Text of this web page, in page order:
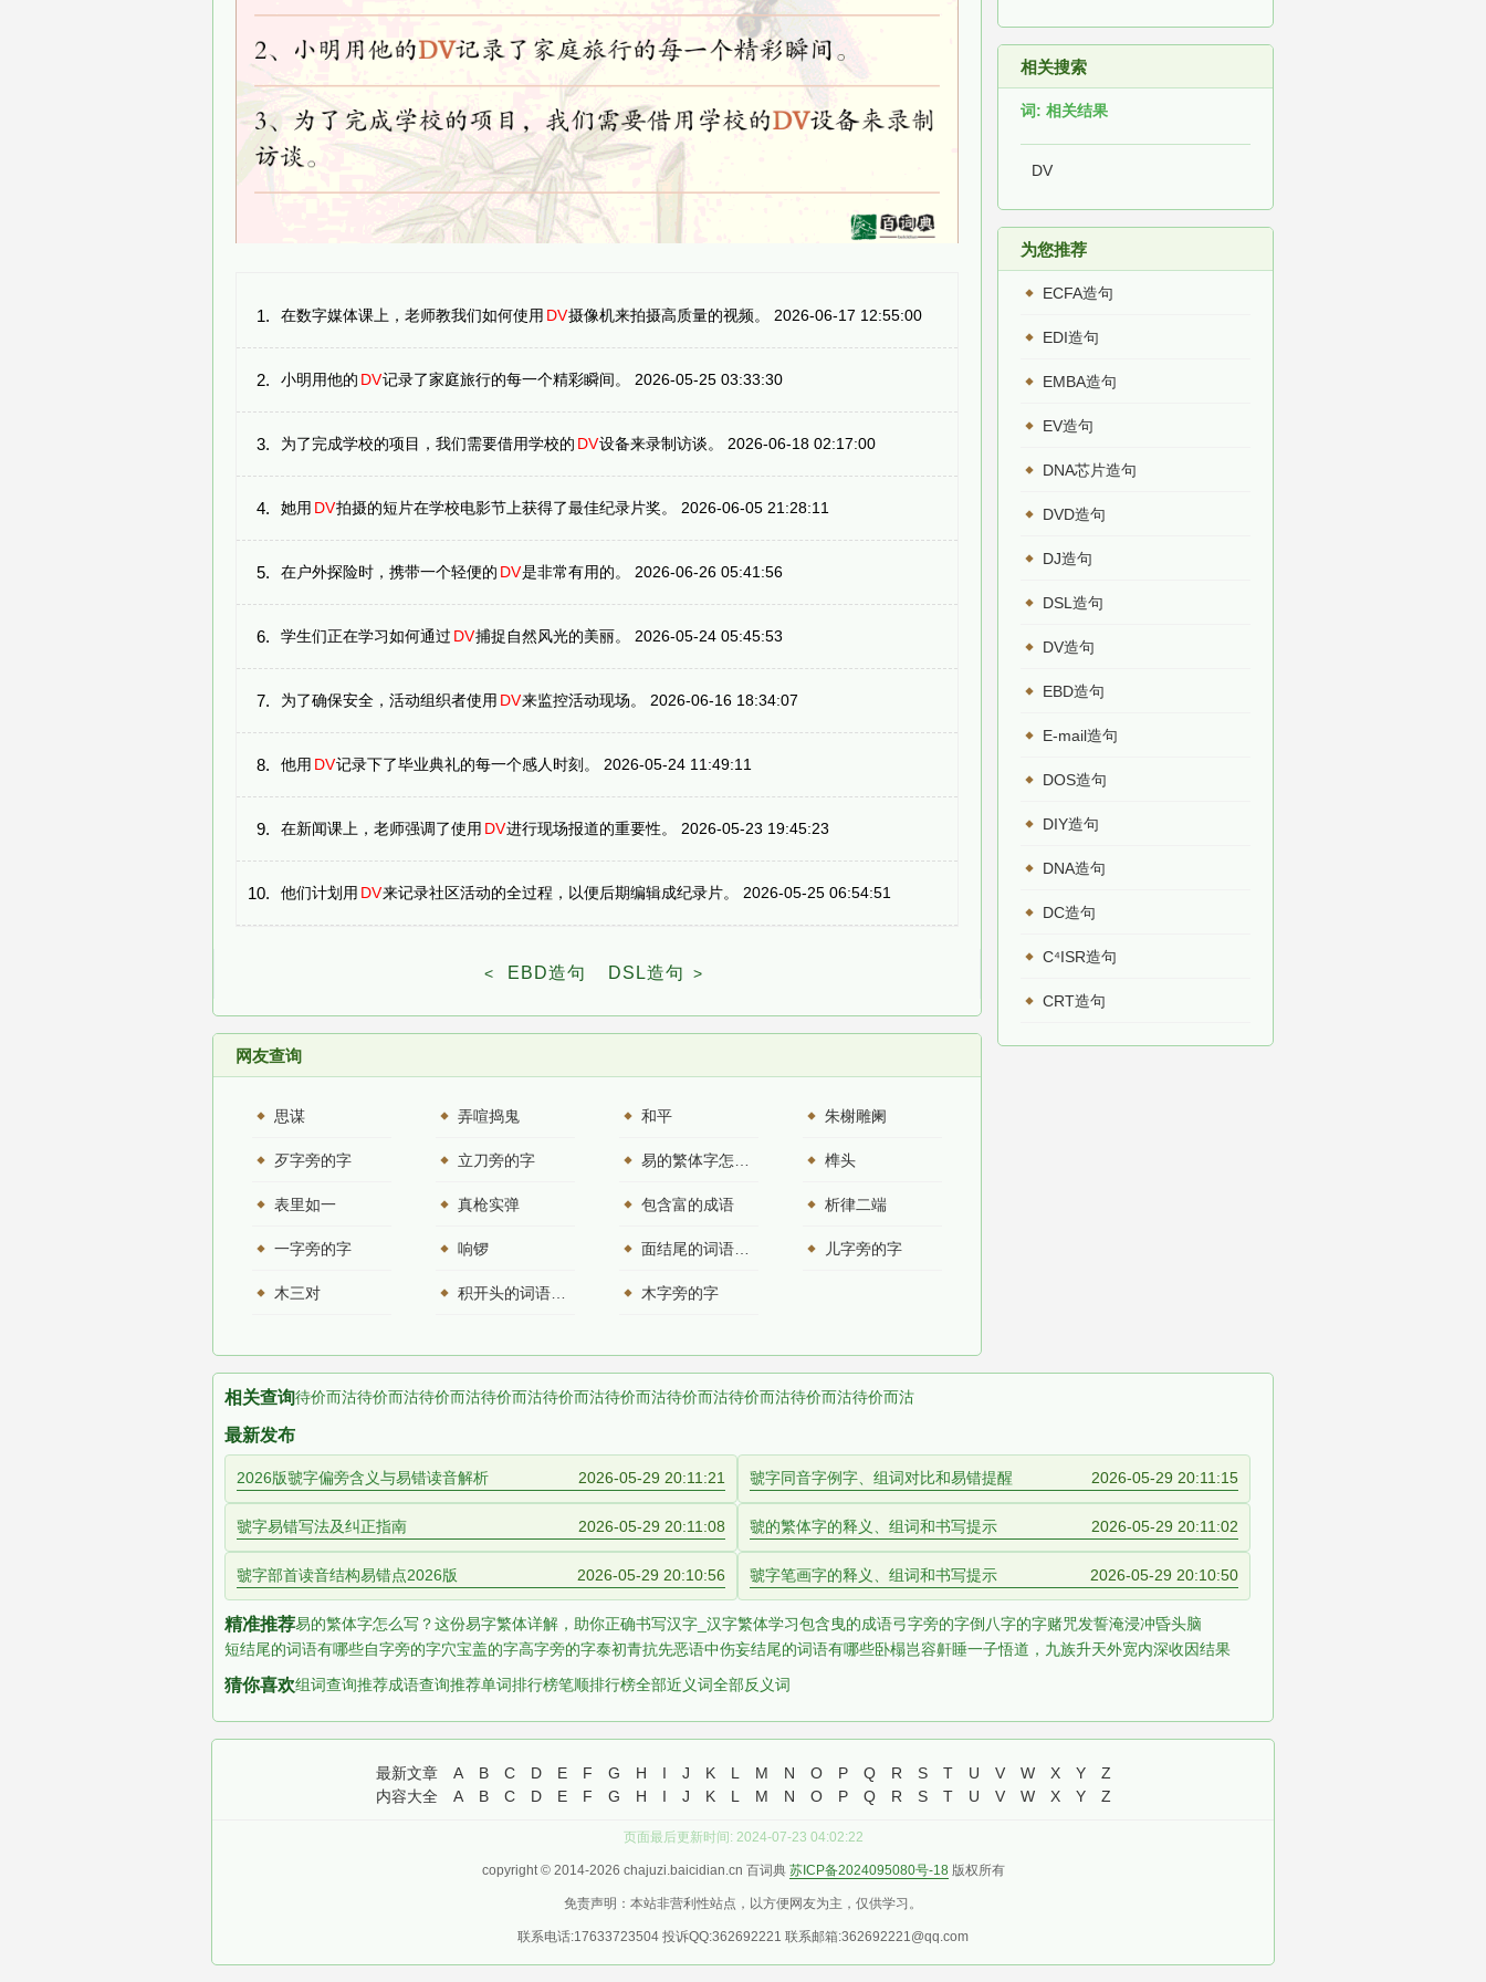
1. 在数字媒体课上，老师教我们如何使用 DV摄像机来拍摄高质量的视频。 2026-06-17 12:55:00
2. 小明用他的 DV记录了家庭旅行的每一个精彩瞬间。 2026-05-25 03:33:30
3. 为了完成学校的项目，我们需要借用学校的 DV设备来录制访谈。 2026-06-18 02:17:00
4. 她用 DV拍摄的短片在学校电影节上获得了最佳纪录片奖。 2026-06-05 21:28:11
5. 在户外探险时，携带一个轻便的 DV是非常有用的。 2026-06-26 05:41:56
6. 学生们正在学习如何通过 DV捕捉自然风光的美丽。 2026-05-24 05:45:53
7. 为了确保安全，活动组织者使用 DV来监控活动现场。 2026-06-16 18:34:07
8. 他用 DV记录下了毕业典礼的每一个感人时刻。 2026-05-24 11:49:11
9. 在新闻课上，老师强调了使用 DV进行现场报道的重要性。 2026-05-23 19:45:23
10. 他们计划用 DV来记录社区活动的全过程，以便后期编辑成纪录片。 2026-05-25 06:54:51
< EBD造句 DSL造句 >
网友查询
思谋 弄喧捣鬼 和平 朱榭雕阑
歹字旁的字 立刀旁的字 榫头
表里如一 真枪实弹 包含富的成语 析律二端
一字旁的字 响锣 儿字旁的字
木三对 木字旁的字
相关搜索
词: 相关结果
DV
为您推荐
ECFA造句
EDI造句
EMBA造句
EV造句
DNA芯片造句
DVD造句
DJ造句
DSL造句
DV造句
EBD造句
E-mail造句
DOS造句
DIY造句
DNA造句
DC造句
C⁴ISR造句
CRT造句
相关查询待价而沽待价而沽待价而沽待价而沽待价而沽待价而沽待价而沽待价而沽待价而沽待价而沽
最新发布
2026版虢字偏旁含义与易错读音解析 2026-05-29 20:11:21 虢字同音字例字、组词对比和易错提醒 2026-05-29 20:11:15
虢字易错写法及纠正指南 2026-05-29 20:11:08 虢的繁体字的释义、组词和书写提示 2026-05-29 20:11:02
虢字部首读音结构易错点2026版 2026-05-29 20:10:56 虢字笔画字的释义、组词和书写提示 2026-05-29 20:10:50
精准推荐易的繁体字怎么写？这份易字繁体详解，助你正确书写汉字_汉字繁体学习包含曳的成语弓字旁的字倒八字的字赌咒发誓淹浸冲昏头脑
短结尾的词语有哪些自字旁的字穴宝盖的字高字旁的字泰初青抗先恶语中伤妄结尾的词语有哪些卧榻岂容鼾睡一子悟道，九族升天外宽内深收因结果
猜你喜欢组词查询推荐成语查询推荐单词排行榜笔顺排行榜全部近义词全部反义词
最新文章 A B C D E F G H I J K L M N O P Q R S T U V W X Y
Z
内容大全
A B C D E F G H I J K L M N O P Q R S T U V W X Y Z
页面最后更新时间: 2024-07-23 04:02:22
copyright © 2014-2026 chajuzi.baicidian.cn 百词典 苏ICP备2024095080号-18 版权所有
免责声明：本站非营利性站点，以方便网友为主，仅供学习。
联系电话:17633723504 投诉QQ:362692221 联系邮箱:362692221@qq.com